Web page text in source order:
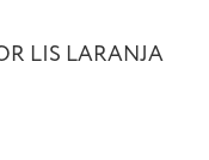
LIS LARANJA